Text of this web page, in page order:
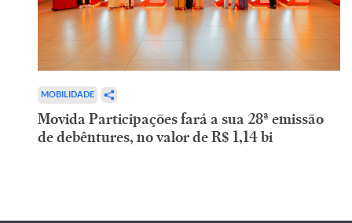
MOBILIDADE
Movida Participações fará a sua 28ª emissão
de debêntures, no valor de R$ 1,14 bi